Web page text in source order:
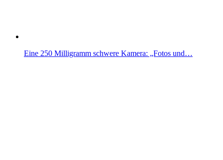
Eine 250 Milligramm schwere Kamera: „Fotos und…